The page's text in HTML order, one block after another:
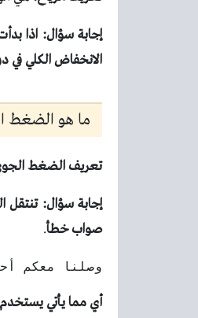
إجابة سؤال:
الانخفاض الكلي في
ما هو الضغط
تعريف الضغط
إجابة سؤال:تنتقل
صواب خطأ.
وصلنا معكم
أي مما يأتي